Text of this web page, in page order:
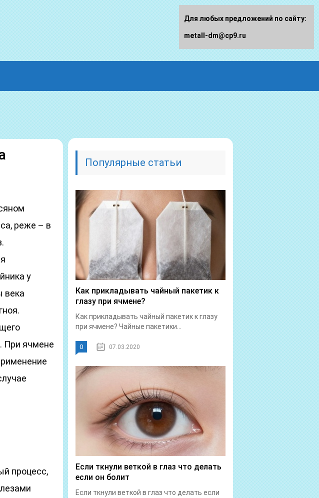
реже – в
у
века
При ячмене
процесс,
Популярные статьи
Как прикладывать чайный пакетик к
глазу при ячмене?
Как прикладывать чайный пакетик к глазу
при ячмене? Чайные пакетики...
0 07.03.2020
Если ткнули веткой в глаз что делать
если он болит
Если ткнули веткой в глаз что делать если
Для любых предложений по сайту:
metall-dm@cp9.ru